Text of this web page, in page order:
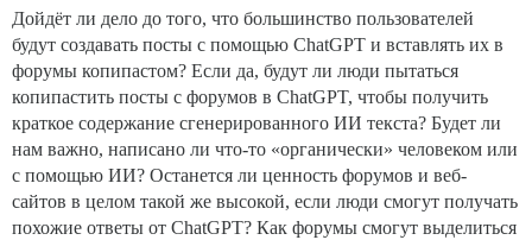
Дойдёт ли дело до того, что большинство пользователей
будут создавать посты с помощью ChatGPT и вставлять их в
форумы копипастом? Если да, будут ли люди пытаться
копипастить посты с форумов в ChatGPT, чтобы получить
краткое содержание сгенерированного ИИ текста? Будет ли
нам важно, написано ли что-то «органически» человеком или
с помощью ИИ? Останется ли ценность форумов и веб-
сайтов в целом такой же высокой, если люди смогут получать
похожие ответы от ChatGPT? Как форумы смогут выделиться